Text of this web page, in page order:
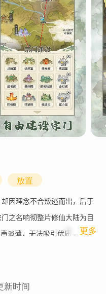
放置
因理念不合叛逃而出，后于
之名响彻整片修仙大陆为目
淡薄，无法吸引优质弟子入
脉、镇压小派成就霸主之
方？弟子招募需上心，外门
1 更多
新时间